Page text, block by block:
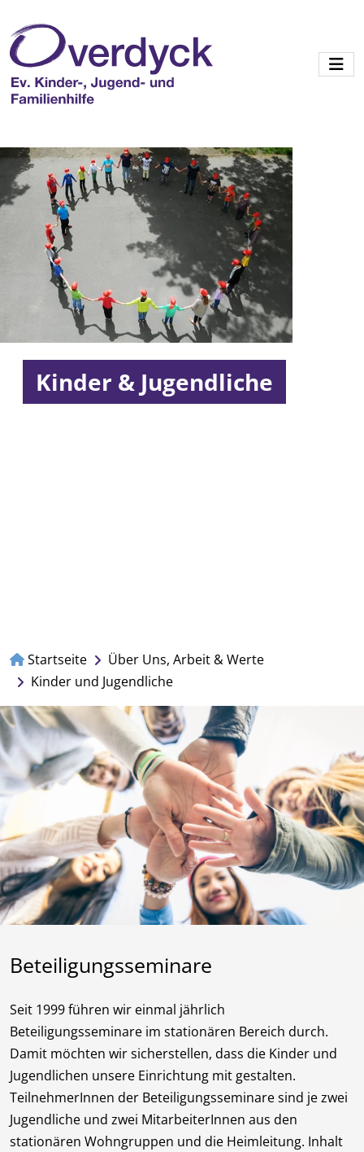
Kinder & Jugendliche
Startseite
Über Uns, Arbeit & Werte
Kinder und Jugendliche
Beteiligungsseminare
Seit 1999 führen wir einmal jährlich
Beteiligungsseminare im stationären Bereich durch.
Damit möchten wir sicherstellen, dass die Kinder und
Jugendlichen unsere Einrichtung mit gestalten.
TeilnehmerInnen der Beteiligungsseminare sind je zwei
Jugendliche und zwei MitarbeiterInnen aus den
stationären Wohngruppen und die Heimleitung. Inhalt